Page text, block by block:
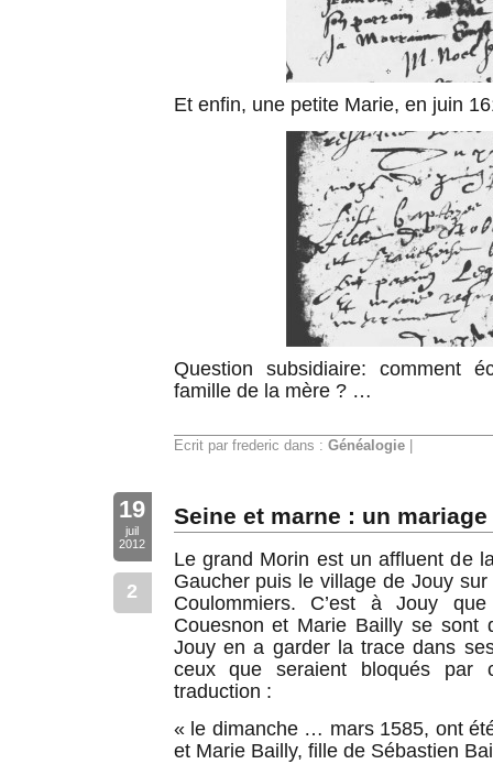
Et enfin, une petite Marie, en juin
Question subsidiaire: comment
famille de la mère ? …
Ecrit par frederic dans : Généalogie|
19
juil
2012
2
Seine et marne : un
Le grand Morin est un affluent de
Gaucher puis le village de Jouy
Coulommiers. C’est à Jouy
Couesnon et Marie Bailly se
Jouy en a garder la trace dans
ceux que seraient bloqués par
traduction :
« le dimanche … mars 1585, ont
et Marie Bailly, fille de Sébastien